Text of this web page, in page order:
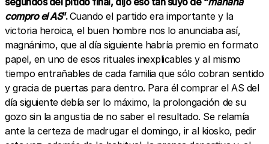
compro el AS”.Cuando el partido era importante y la
victoria heroica, el buen hombre nos lo anunciaba así,
magnánimo, que al día siguiente habría premio en formato
papel, en uno de esos rituales inexplicables y al mismo
tiempo entrañables de cada familia que sólo cobran sentido
y gracia de puertas para dentro. Para él comprar el AS del
día siguiente debía ser lo máximo, la prolongación de su
gozo sin la angustia de no saber el resultado. Se relamía
ante la certeza de madrugar el domingo, ir al kiosko, pedir